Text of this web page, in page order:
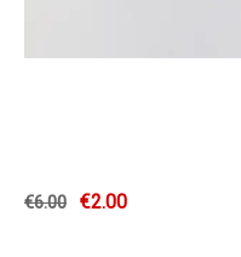
€6.00 €2.00